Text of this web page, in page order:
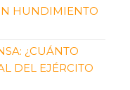
HUNDIMIENTO
¿CUÁNTO
DEL EJÉRCITO